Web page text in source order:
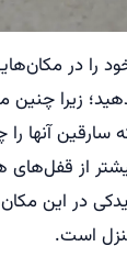
را در
زیرا چنین
آنها
از قفل‌های
در این
است.